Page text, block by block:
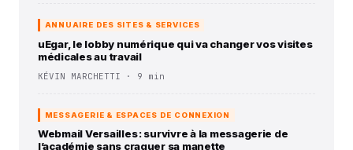
ANNUAIRE DES SITES & SERVICES
uEgar, le lobby numérique qui va changer vos visites
médicales au travail
KÉVIN MARCHETTI · 9 min
MESSAGERIE & ESPACES DE CONNEXION
Webmail Versailles : survivre à la messagerie de
l’académie sans craquer sa manette